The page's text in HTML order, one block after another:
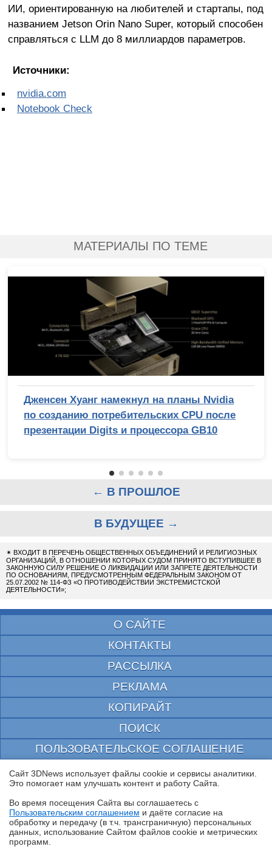
ИИ, ориентированную на любителей и стартапы, под
названием Jetson Orin Nano Super, который способен
справляться с LLM до 8 миллиардов параметров.
Источники:
nvidia.com
Notebook Check
МАТЕРИАЛЫ ПО ТЕМЕ
Дженсен Хуанг намекнул на планы Nvidia
по созданию потребительских CPU после
презентации Digits и процессора GB10
← В ПРОШЛОЕ
В БУДУЩЕЕ →
✴ ВХОДИТ В ПЕРЕЧЕНЬ ОБЩЕСТВЕННЫХ ОБЪЕДИНЕНИЙ И РЕЛИГИОЗНЫХ
ОРГАНИЗАЦИЙ, В ОТНОШЕНИИ КОТОРЫХ СУДОМ ПРИНЯТО ВСТУПИВШЕЕ В
ЗАКОННУЮ СИЛУ РЕШЕНИЕ О ЛИКВИДАЦИИ ИЛИ ЗАПРЕТЕ ДЕЯТЕЛЬНОСТИ
ПО ОСНОВАНИЯМ, ПРЕДУСМОТРЕННЫМ ФЕДЕРАЛЬНЫМ ЗАКОНОМ ОТ
25.07.2002 № 114-ФЗ «О ПРОТИВОДЕЙСТВИИ ЭКСТРЕМИСТСКОЙ
ДЕЯТЕЛЬНОСТИ»;
О САЙТЕ
КОНТАКТЫ
РАССЫЛКА
РЕКЛАМА
КОПИРАЙТ
ПОИСК
ПОЛЬЗОВАТЕЛЬСКОЕ СОГЛАШЕНИЕ
ЗАЩИЩЕНО CURATOR
© 1997—2026 Электронное периодическое издание "3ДНьюс" | Свидетельство о
выдано Федеральной Службой по надзору за соблюдением законодательства в сфере
массовых коммуникаций и охране культурного наследия
При цитировании документа ссылка на сайт с указанием автора обязательна. Полное
заимствование документа является нарушением
российского и международного законодательства и возможно только с согласия
Сайт 3DNews использует файлы cookie и сервисы аналитики.
Это помогает нам улучшать контент и работу Cайта.
Во время посещения Cайта вы соглашаетесь с
Пользовательским соглашением и даёте согласие на
обработку и передачу (в т.ч. трансграничную) персональных
данных, использование Cайтом файлов cookie и метрических
программ.